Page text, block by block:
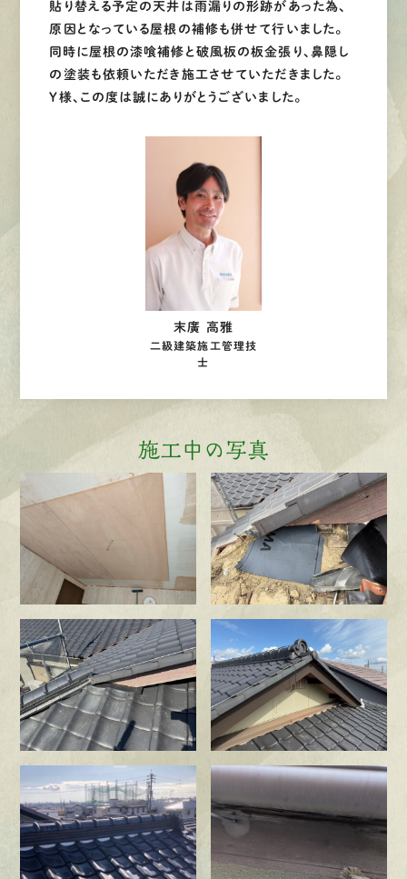
貼り替える予定の天井は雨漏りの形跡があった為、
原因となっている屋根の補修も併せて行いました。
同時に屋根の漆喰補修と破風板の板金張り、鼻隠し
の塗装も依頼いただき施工させていただきました。
Y様、この度は誠にありがとうございました。
末廣 高雅
二級建築施工管理技
士
施工中の写真